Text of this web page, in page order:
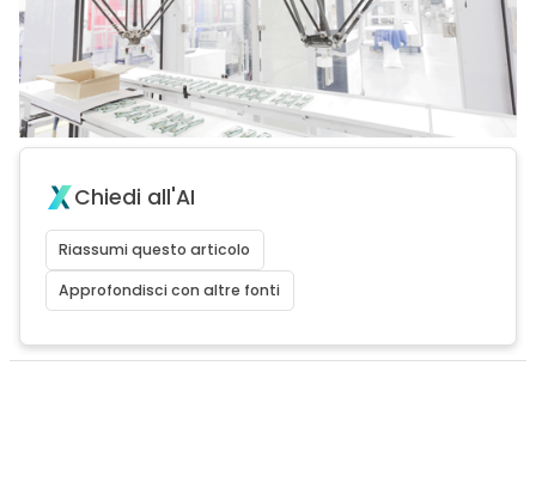
Chiedi all'AI
Riassumi questo articolo
Approfondisci con altre fonti